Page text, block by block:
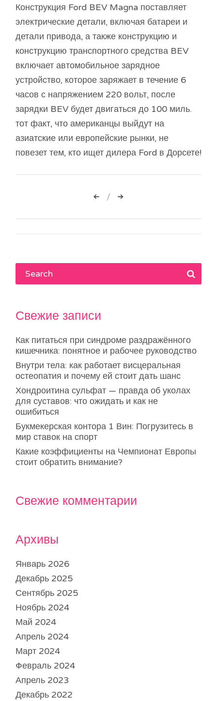
Конструкция Ford BEV Magna поставляет
электрические детали, включая батареи и
детали привода, а также конструкцию и
конструкцию транспортного средства BEV
включает автомобильное зарядное
устройство, которое заряжает в течение 6
часов с напряжением 220 вольт, после
зарядки BEV будет двигаться до 100 миль.
тот факт, что американцы выйдут на
азиатские или европейские рынки, не
повезет тем, кто ищет дилера Ford в Дорсете!
Навигация
по
Свежие записи
Как питаться при синдроме раздражённого
кишечника: понятное и рабочее руководство
Внутри тела: как работает висцеральная
остеопатия и почему ей стоит дать шанс
Хондроитина сульфат — правда об уколах
для суставов: что ожидать и как не
ошибиться
Букмекерская контора 1 Вин: Погрузитесь в
мир ставок на спорт
Какие коэффициенты на Чемпионат Европы
стоит обратить внимание?
Свежие комментарии
Архивы
Январь 2026
Декабрь 2025
Сентябрь 2025
Ноябрь 2024
Май 2024
Апрель 2024
Март 2024
Февраль 2024
Апрель 2023
Декабрь 2022